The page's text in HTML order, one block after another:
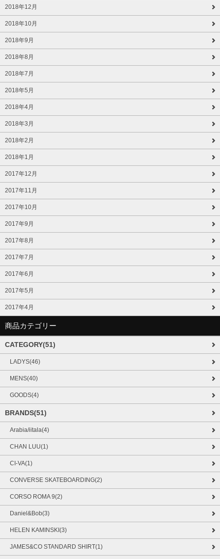
2018年12月
2018年10月
2018年9月
2018年8月
2018年7月
2018年5月
2018年4月
2018年3月
2018年2月
2018年1月
2017年12月
2017年11月
2017年10月
2017年9月
2017年8月
2017年7月
2017年6月
2017年5月
2017年4月
商品カテゴリー
CATEGORY(51)
LADYS(46)
MENS(40)
GOODS(4)
BRANDS(51)
Arabia/iitala(4)
CHAN LUU(1)
CI-VA(1)
CONVERSE SKATEBOARDING(2)
CORSO ROMA 9(2)
Daniel&Bob(3)
HELEN KAMINSKI(3)
JAMES&CO STANDARD SHIRT(1)